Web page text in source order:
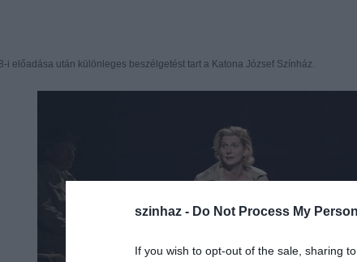
szinhaz - Do Not Process My
If you wish to opt-out of the sale, sharing
i előadása után különleges beszélgetést tart a Katona József Színház.